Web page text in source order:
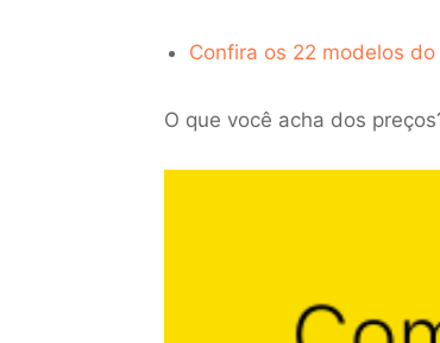
Confira os 22 modelos
O que você acha dos